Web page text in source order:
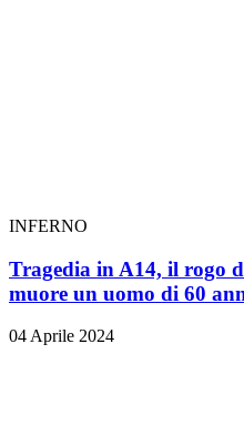
INFERNO
Tragedia in A14, il rogo
muore un uomo di 60
04 Aprile 2024